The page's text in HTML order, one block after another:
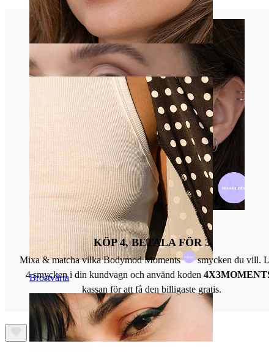
Septum
Bröstvårta
KÖP 4, BETALA FÖR 3
Mixa & matcha vilka Bodymod Moments
smycken du vill.
4 smycken i din kundvagn och använd koden 4X3MOMENTS
kassan för att få den billigaste gratis.